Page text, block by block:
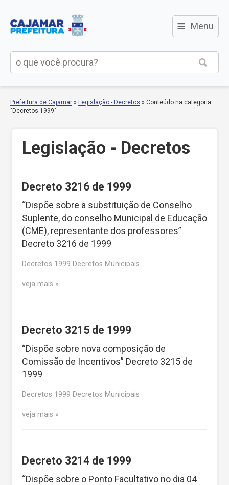
≡ Menu
Prefeitura de Cajamar » Legislação - Decretos » Conteúdo na categoria
"Decretos 1999"
Legislação - Decretos
Decreto 3216 de 1999
“Dispõe sobre a substituição de Conselho
Suplente, do conselho Municipal de Educação
(CME), representante dos professores”
Decreto 3216 de 1999
Decretos 1999 Decretos Municipais
veja mais
Decreto 3215 de 1999
“Dispõe sobre nova composição de
Comissão de Incentivos” Decreto 3215 de
1999
Decretos 1999 Decretos Municipais
veja mais
Decreto 3214 de 1999
“Dispõe sobre o Ponto Facultativo no dia 04